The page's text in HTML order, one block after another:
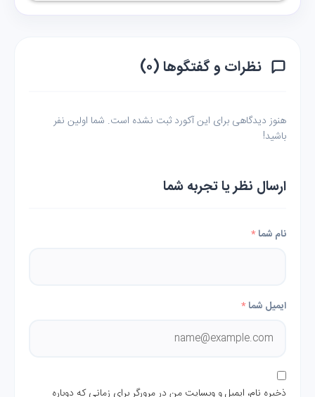
نظرات و گفتگوها (۰)
هنوز دیدگاهی برای این آکورد ثبت نشده است. شما اولین نفر
باشید!
ارسال نظر یا تجربه شما
نام شما*
ایمیل شما*
ذخیره نام، ایمیل و وبسایت من در مرورگر برای زمانی که دوباره